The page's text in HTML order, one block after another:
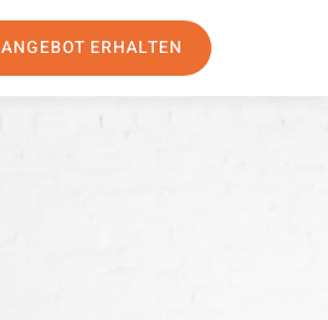
ANGEBOT ERHALTEN